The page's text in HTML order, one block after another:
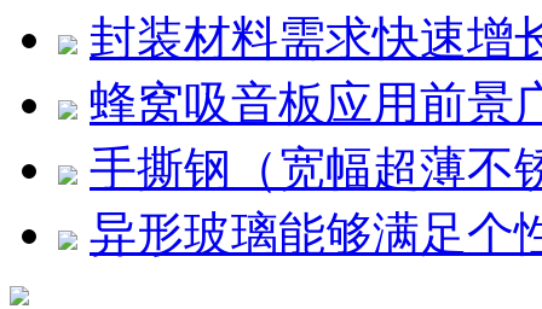
封装材料需求快速增
蜂窝吸音板应用前景
手撕钢（宽幅超薄不
异形玻璃能够满足个